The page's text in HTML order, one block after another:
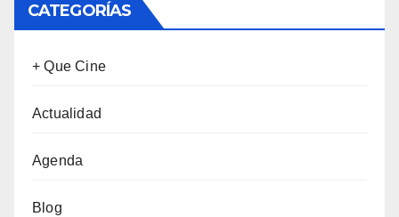
CATEGORÍAS
+ Que Cine
Actualidad
Agenda
Blog